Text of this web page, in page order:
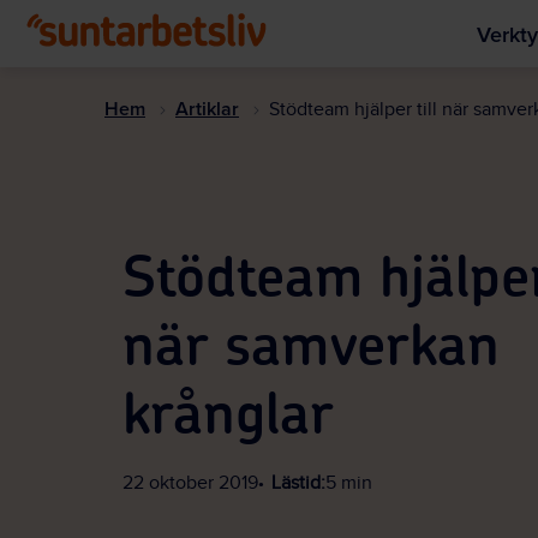
Hem Artiklar Stödteam hjälper till när
Stödteam
när samverkan
krånglar
22 oktober 2019 Lästid:5 min